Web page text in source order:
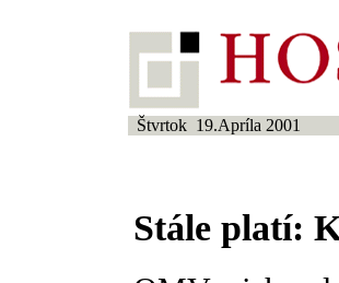
Štvrtok 19.Apríla 2001
Stále platí: